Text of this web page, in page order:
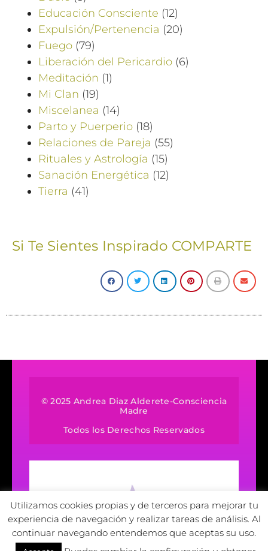
Educación Consciente (12)
Expulsión/Pertenencia (20)
Fuego (79)
Liberación del Pericardio (6)
Meditación (1)
Mi Clan (19)
Miscelanea (14)
Parto y Puerperio (18)
Relaciones de Pareja (55)
Rituales y Astrología (15)
Sanación Energética (12)
Tierra (41)
Si Te Sientes Inspirado COMPARTE
© 2025 Andrea Diaz Alderete-Consciencia
Madre
Todos los Derechos Reservados
Utilizamos cookies propias y de terceros para mejorar tu
experiencia de navegación y realizar tareas de análisis. Al
continuar navegando entendemos que aceptas su uso.